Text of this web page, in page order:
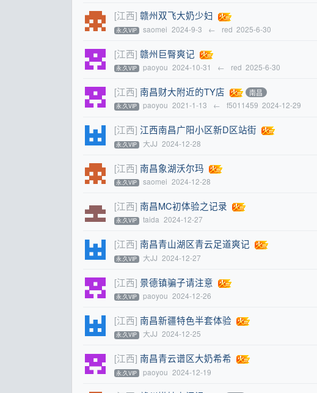
[江西] 赣州双飞大奶少妇
永.久VIP saomei 2024-9-3 ← red 2025-6-30
[江西] 赣州巨臀爽记
永.久VIP paoyou 2024-10-31 ← red 2025-6-30
[江西] 南昌财大附近的TY店 南昌
永.久VIP paoyou 2021-1-13 ← f5011459 2024-12-29
[江西] 江西南昌广阳小区新D区站街
永.久VIP 大JJ 2024-12-28
[江西] 南昌象湖沃尔玛
永.久VIP saomei 2024-12-28
[江西] 南昌MC初体验之记录
永.久VIP taida 2024-12-27
[江西] 南昌青山湖区青云足道爽记
永.久VIP 大JJ 2024-12-27
[江西] 景德镇骗子请注意
永.久VIP paoyou 2024-12-26
[江西] 南昌新疆特色半套体验
永.久VIP 大JJ 2024-12-25
[江西] 南昌青云谱区大奶希希
永.久VIP paoyou 2024-12-19